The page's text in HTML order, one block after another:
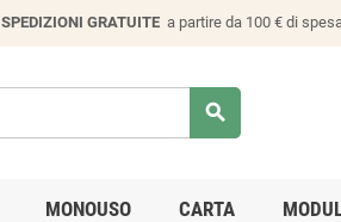
SPEDIZIONI GRATUITE a partire da 100 € di
search
MONOUSO CARTA